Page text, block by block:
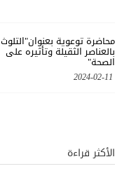
محاضرة توعوية بعنوان"التلوث
بالعناصر الثقيلة وتأثيره على
الصحة"
2024-02-11
الأكثر قراءة